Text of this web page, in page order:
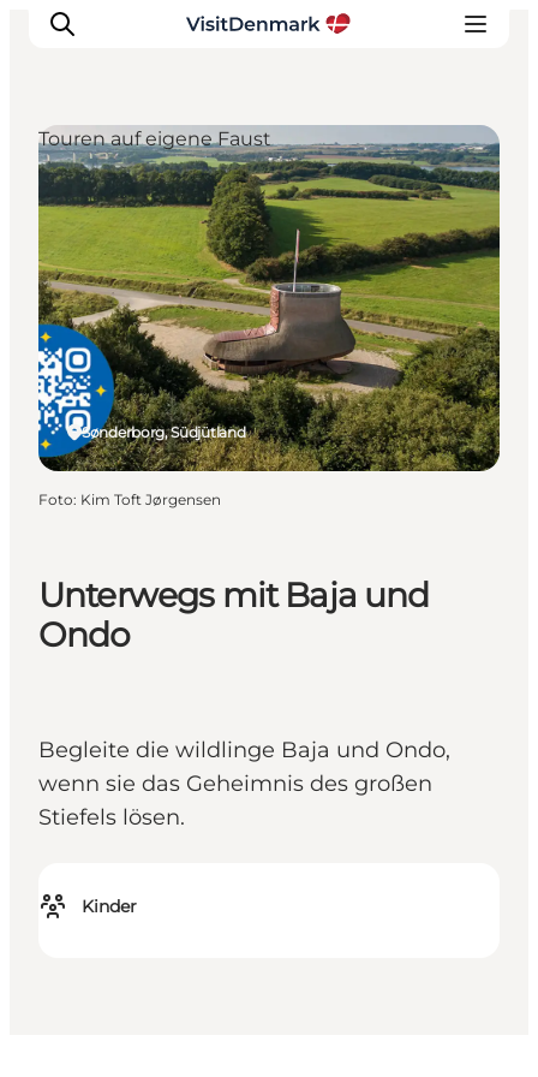
Inspiration
Regionen
Erlebnisse
Unterkünfte
Reiseplanung
Unterwegs mit Baja und
Ondo
Begleite die wildlinge Baja und Ondo,
wenn sie das Geheimnis des großen
Stiefels lösen.
Kinder
Sønderborg, Südjütland
Touren auf eigene Faust
Foto: Kim Toft Jørgensen